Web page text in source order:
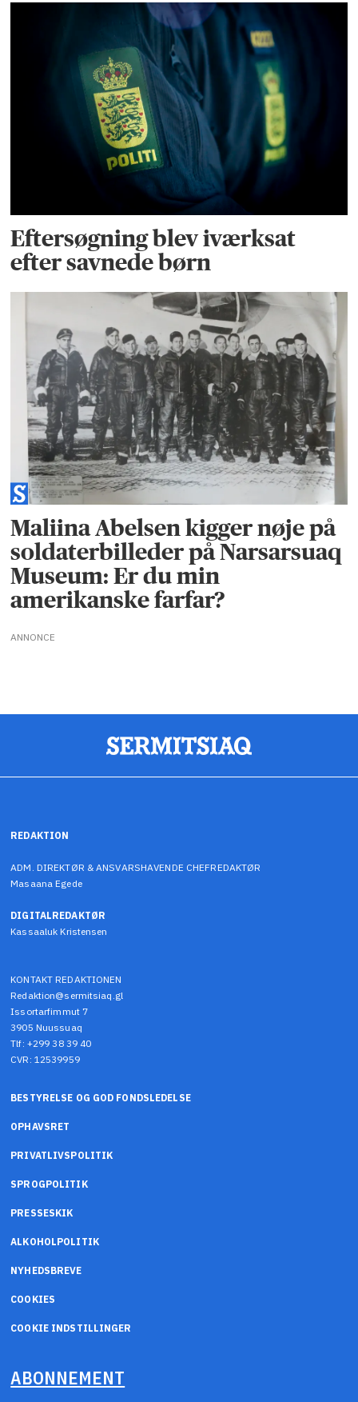
Eftersøgning blev iværksat
efter savnede børn
Maliina Abelsen kigger nøje på
soldaterbilleder på Narsarsuaq
Museum: Er du min
amerikanske farfar?
ANNONCE
REDAKTION
ADM. DIREKTØR & ANSVARSHAVENDE CHEFREDAKTØR
Masaana Egede
DIGITALREDAKTØR
Kassaaluk Kristensen
KONTAKT REDAKTIONEN
Redaktion@sermitsiaq.gl
Issortarfimmut 7
3905 Nuussuaq
Tlf: +299 38 39 40
CVR: 12539959
BESTYRELSE OG GOD FONDSLEDELSE
OPHAVSRET
PRIVATLIVSPOLITIK
SPROGPOLITIK
PRESSESKIK
ALKOHOLPOLITIK
NYHEDSBREVE
COOKIES
COOKIE INDSTILLINGER
ABONNEMENT